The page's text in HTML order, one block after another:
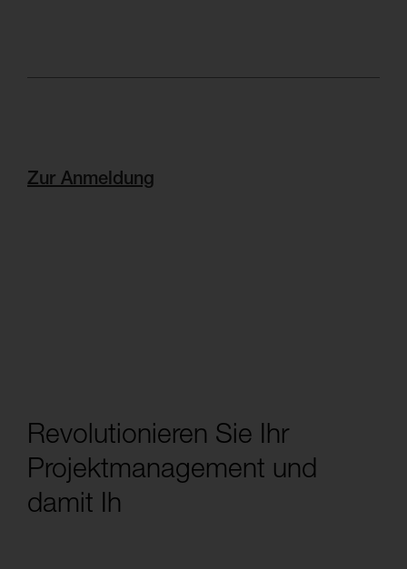
Zur Anmeldung
Revolutionieren Sie Ihr
Projektmanagement und
damit Ih